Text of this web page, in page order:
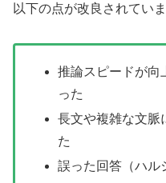
以下の点が改良されていま
推論スピードが向
った
長文や複雑な文脈
た
誤った回答（ハル